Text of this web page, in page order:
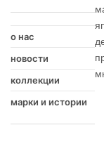
о нас
новости
коллекции
марки и истории